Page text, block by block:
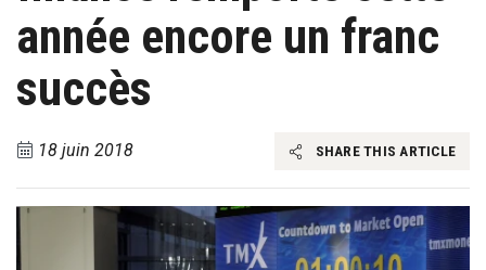
année encore un franc
succès
18 juin 2018 SHARE THIS ARTICLE